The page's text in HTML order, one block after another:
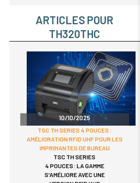
nettes, (...)
ARTICLES POUR
TH320THC
10/10/2025
TSC TH SERIES 4 POUCES :
AMÉLIORATION RFID UHF POUR LES
IMPRIMANTES DE BUREAU
TSC TH SERIES
4 POUCES : LA GAMME
S'AMÉLIORE AVEC UNE